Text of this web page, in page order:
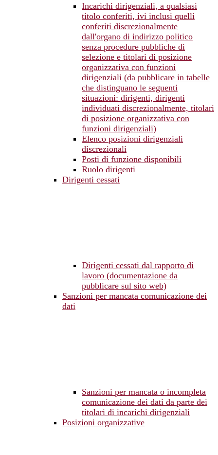
Incarichi dirigenziali, a qualsiasi
titolo conferiti, ivi inclusi quelli
conferiti discrezionalmente
dall'organo di indirizzo politico
senza procedure pubbliche di
selezione e titolari di posizione
organizzativa con funzioni
dirigenziali (da pubblicare in tabelle
che distinguano le seguenti
situazioni: dirigenti, dirigenti
individuati discrezionalmente, titolari
di posizione organizzativa con
funzioni dirigenziali)
Elenco posizioni dirigenziali
discrezionali
Posti di funzione disponibili
Ruolo dirigenti
Dirigenti cessati
Dirigenti cessati dal rapporto di
lavoro (documentazione da
pubblicare sul sito web)
Sanzioni per mancata comunicazione dei
dati
Sanzioni per mancata o incompleta
comunicazione dei dati da parte dei
titolari di incarichi dirigenziali
Posizioni organizzative